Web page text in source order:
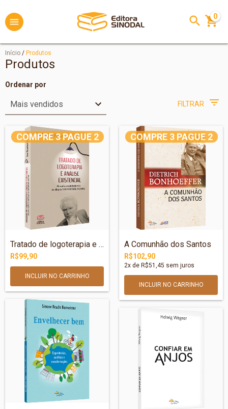
0
Início / Produtos
Produtos
Ordenar por
FILTRAR
COMPRE 3 PAGUE 2
Tratado de logoterapia e análise existen...
R$99,90
COMPRE 3 PAGUE 2
A Comunhão dos Santos
R$102,90
2x de R$51,45 sem juros